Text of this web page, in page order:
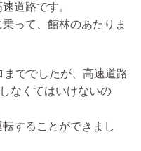
道路です。
って、館林のあたりま
ででしたが、高速道路
なくてはいけないの
することができまし